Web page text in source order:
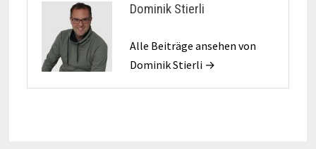
Dominik Stierli
Alle Beiträge ansehen von
Dominik Stierli →